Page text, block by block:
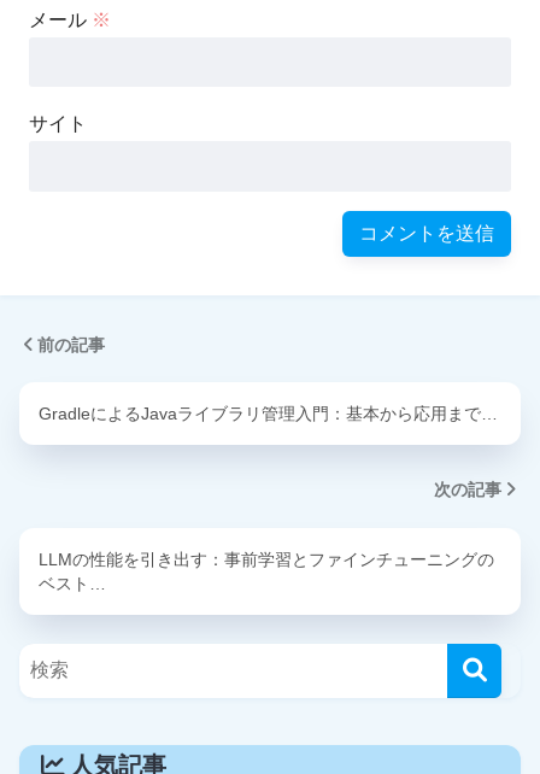
メール ※
サイト
前の記事
GradleによるJavaライブラリ管理入門：基本から応用まで…
次の記事
LLMの性能を引き出す：事前学習とファインチューニングの
ベスト…
人気記事